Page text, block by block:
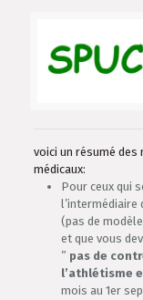
voici un résumé
médicaux:
Pour ceux qui
l’intermédiaire
(pas de
et que vous
” pas de
l’athlétisme
mois au 1er